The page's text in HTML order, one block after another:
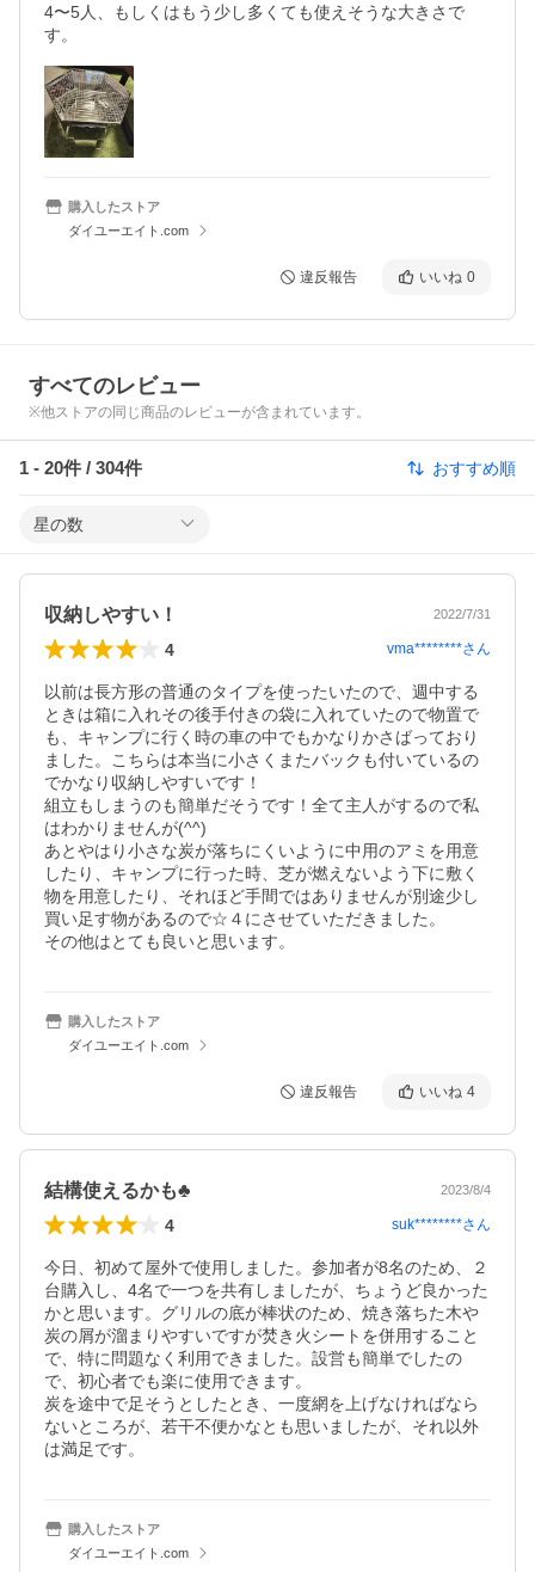
4〜5人、もしくはもう少し多くても使えそうな大きさで
す。
購入したストア
ダイユーエイト.com
違反報告 いいね 0
すべてのレビュー
※他ストアの同じ商品のレビューが含まれています。
1 - 20件 / 304件 おすすめ順
星の数
収納しやすい！ 2022/7/31
4 vma********さん
以前は長方形の普通のタイプを使ったいたので、週中する
ときは箱に入れその後手付きの袋に入れていたので物置で
も、キャンプに行く時の車の中でもかなりかさばっており
ました。こちらは本当に小さくまたバックも付いているの
でかなり収納しやすいです！
組立もしまうのも簡単だそうです！全て主人がするので私
はわかりませんが(^^)
あとやはり小さな炭が落ちにくいように中用のアミを用意
したり、キャンプに行った時、芝が燃えないよう下に敷く
物を用意したり、それほど手間ではありませんが別途少し
買い足す物があるので☆４にさせていただきました。
購入したストア
ダイユーエイト.com
違反報告 いいね 4
結構使えるかも♣️ 2023/8/4
4 suk********さん
今日、初めて屋外で使用しました。参加者が8名のため、２
台購入し、4名で一つを共有しましたが、ちょうど良かった
かと思います。グリルの底が棒状のため、焼き落ちた木や
炭の屑が溜まりやすいですが焚き火シートを併用すること
で、特に問題なく利用できました。設営も簡単でしたの
で、初心者でも楽に使用できます。
炭を途中で足そうとしたとき、一度網を上げなければなら
ないところが、若干不便かなとも思いましたが、それ以外
は満足です。
購入したストア
ダイユーエイト.com